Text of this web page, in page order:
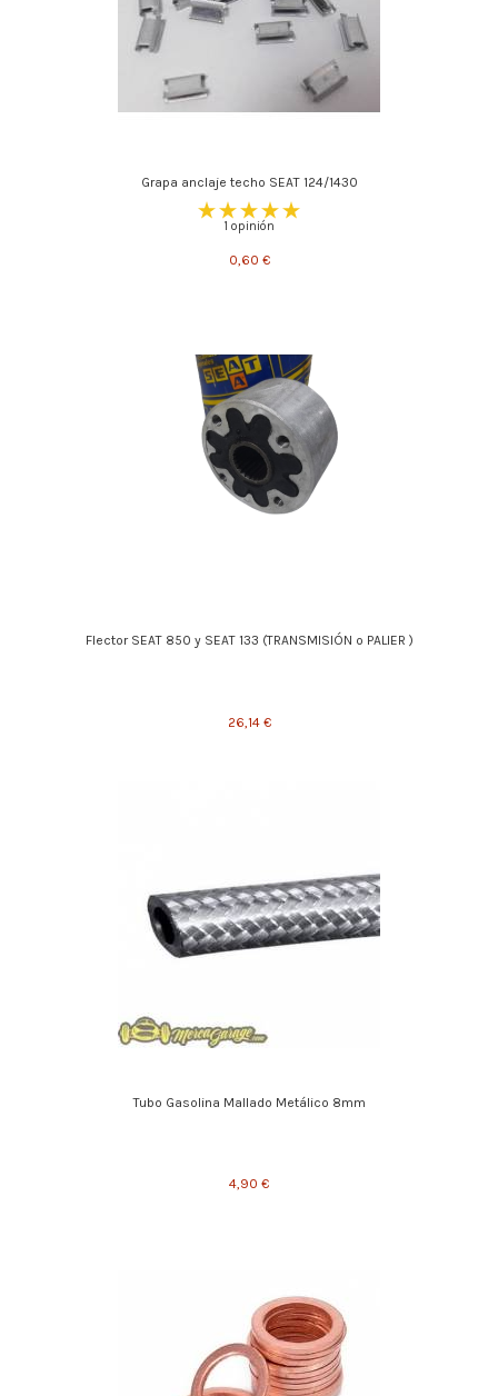
Grapa anclaje techo SEAT 124/1430
1 opinión
0,60 €
Flector SEAT 850 y SEAT 133 (TRANSMISIÓN o PALIER )
26,14 €
Tubo Gasolina Mallado Metálico 8mm
4,90 €